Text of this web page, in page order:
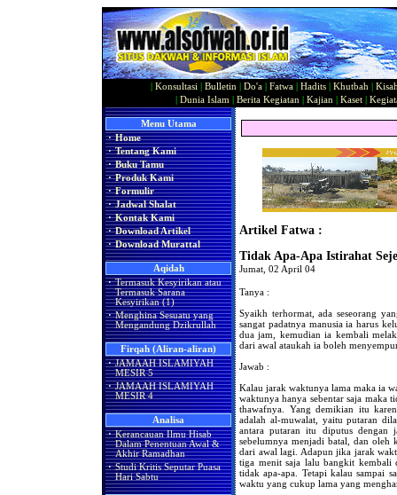
Konsultasi Bulletin Do'a Fatwa Hadits Khutbah
Dunia Islam Berita Kegiatan Kajian Kaset|
Menu Utama
· Home
· Tentang Kami
· Buku Tamu
· Produk Kami
· Formulir
· Jadwal Shalat
· Kontak Kami
· Download Artikel
· Download Murattal
Aqidah
· Termasuk Kesyirikan atau
Termasuk Sarana
Kesyirikan (1)
· Menghina Sesuatu yang
Mengandung Dzikrullah
Firqah (Aliran-aliran)
· JAMAAH ISLAMIYAH
MESIR 5
· JAMAAH ISLAMIYAH
MESIR 4
Analisa
· Kerancauan Ilmu Hisab
Dalam Penentuan Awal &
Akhir Ramadhan
· Studi Kritis Seputar Puasa
Hari Sabtu
Artikel Fatwa :
Tidak Apa-Apa Istirahat
Jumat, 02 April 04
Tanya :
Syaikh terhormat, ada seseorang
sangat padatnya manusia ia harus
dua jam, kemudian ia kembali
dari awal ataukah ia boleh
Jawab :
Kalau jarak waktunya lama maka ia
waktunya hanya sebentar saja maka
thawafnya. Yang demikian itu
adalah al-muwalat, yaitu putaran
antara putaran itu diputus dengan
sebelumnya menjadi batal, dan oleh
dari awal lagi. Adapun jika jarak
tiga menit saja lalu bangkit kembali
tidak apa-apa. Tetapi kalau sampai
waktu yang cukup lama yang